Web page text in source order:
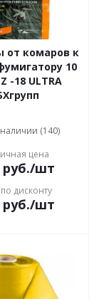
от комаров к
10
-18 ULTRA
наличии (140)
цена
/шт
дисконту
/шт